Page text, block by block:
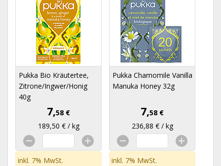
Pukka Bio Kräutertee,
Zitrone/Ingwer/Honig
40g
7,58 €
189,50 € / kg
inkl. 7% MwSt.
Pukka Chamomile Vanilla
Manuka Honey 32g
7,58 €
236,88 € / kg
inkl. 7% MwSt.